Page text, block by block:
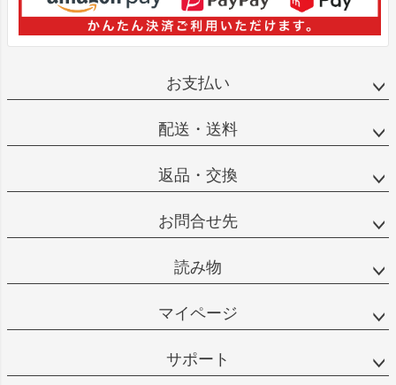
お支払い
配送・送料
返品・交換
お問合せ先
読み物
マイページ
サポート